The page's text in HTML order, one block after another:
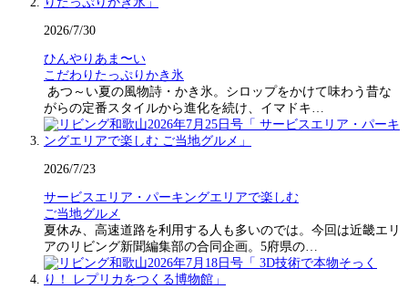
2026/7/30
ひんやりあま〜い
こだわりたっぷりかき氷
あつ～い夏の風物詩・かき氷。シロップをかけて味わう昔な
がらの定番スタイルから進化を続け、イマドキ…
2026/7/23
サービスエリア・パーキングエリアで楽しむ
ご当地グルメ
夏休み、高速道路を利用する人も多いのでは。今回は近畿エリ
アのリビング新聞編集部の合同企画。5府県の…